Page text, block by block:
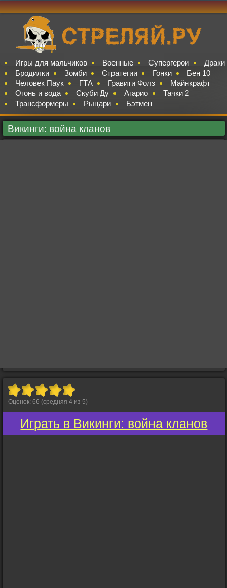
Игры для мальчиков Военные Супергерои
Драки
Бродилки
Зомби Стратегии Гонки
Бен 10
Человек Паук
ГТА Гравити Фолз
Майнкрафт
Огонь и вода
Скуби Ду Агарио
Тачки 2
Трансформеры
Рыцари Бэтмен
Викинги: война кланов
Оценок: 66 (средняя 4 из 5)
Играть в Викинги: война кланов